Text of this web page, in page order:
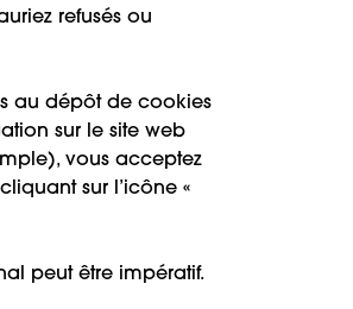
refusés ou
au dépôt de cookies
sur le site web
vous acceptez
sur l’icône «
peut être impératif.